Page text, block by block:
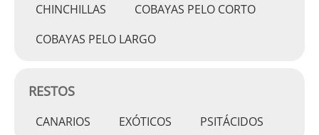
CHINCHILLAS
COBAYAS PELO CORTO
COBAYAS PELO LARGO
RESTOS
CANARIOS EXÓTICOS PSITÁCIDOS